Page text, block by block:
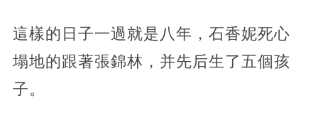
這樣的日子一過就是八年，石香妮死心
塌地的跟著張錦林，并先后生了五個孩
子。